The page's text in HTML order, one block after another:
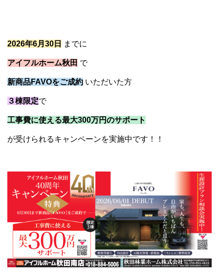
2026年6月30日 までに
アイフルホーム秋田 で
新商品FAVOをご成約 いただいた方
３棟限定で
工事費に使える最大300万円のサポート
が受けられるキャンペーンを実施中です！！